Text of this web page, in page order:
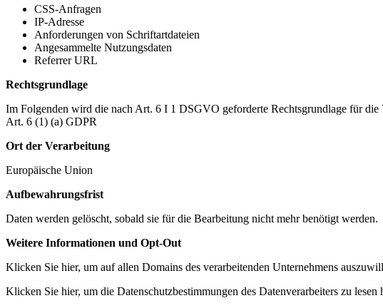
CSS-Anfragen
IP-Adresse
Anforderungen von Schriftartdateien
Angesammelte Nutzungsdaten
Referrer URL
Rechtsgrundlage
Im Folgenden wird die nach Art. 6 I 1 DSGVO geforderte Rechtsgrundlage für die
Art. 6 (1) (a) GDPR
Ort der Verarbeitung
Europäische Union
Aufbewahrungsfrist
Daten werden gelöscht, sobald sie für die Bearbeitung nicht mehr benötigt werden.
Weitere Informationen und Opt-Out
Klicken Sie hier, um auf allen Domains des verarbeitenden Unternehmens
Klicken Sie hier, um die Datenschutzbestimmungen des Datenverarbeiters zu